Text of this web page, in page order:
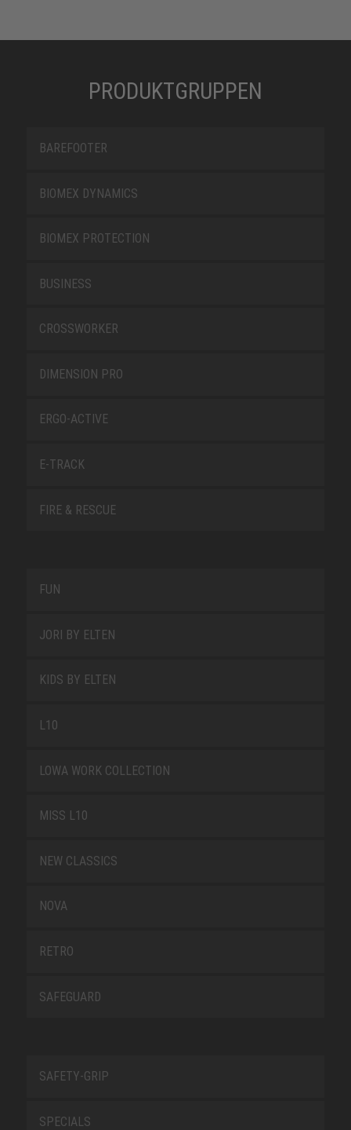
PRODUKTGRUPPEN
BAREFOOTER
BIOMEX DYNAMICS
BIOMEX PROTECTION
BUSINESS
CROSSWORKER
DIMENSION PRO
ERGO-ACTIVE
E-TRACK
FIRE & RESCUE
FUN
JORI BY ELTEN
KIDS BY ELTEN
L10
LOWA WORK COLLECTION
MISS L10
NEW CLASSICS
NOVA
RETRO
SAFEGUARD
SAFETY-GRIP
SPECIALS